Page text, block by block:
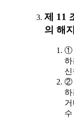
제 11
의 해
①
하
②
하